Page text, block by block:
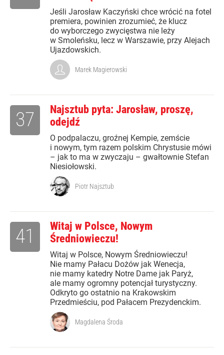
Jeśli Jarosław Kaczyński chce wrócić na fotel
premiera, powinien zrozumieć, że klucz
do wyborczego zwycięstwa nie leży
w Smoleńsku, lecz w Warszawie, przy Alejach
Ujazdowskich.
Marek Magierowski
Najsztub pyta: Jarosław, proszę,
odejdź
O podpalaczu, groźnej Kempie, zemście
i nowym, tym razem polskim Chrystusie mówi
– jak to ma w zwyczaju – gwałtownie Stefan
Niesiołowski.
37
Piotr Najsztub
Witaj w Polsce, Nowym
Średniowieczu!
Witaj w Polsce, Nowym Średniowieczu!
Nie mamy Pałacu Dożów jak Wenecja,
nie mamy katedry Notre Dame jak Paryż,
ale mamy ogromny potencjał turystyczny.
Odkryto go ostatnio na Krakowskim
Przedmieściu, pod Pałacem Prezydenckim.
41
Magdalena Środa